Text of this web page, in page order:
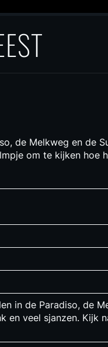
de Melkweg en de
om te kijken hoe
in de Paradiso, de
en veel sjanzen. Kijk